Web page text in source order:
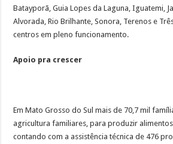
Batayporã, Guia Lopes da Laguna, Iguatemi,
Alvorada, Rio Brilhante, Sonora, Terenos e
centros em pleno funcionamento.
Apoio pra crescer
Em Mato Grosso do Sul mais de 70,7 mil
agricultura familiares, para produzir
contando com a assistência técnica de 476